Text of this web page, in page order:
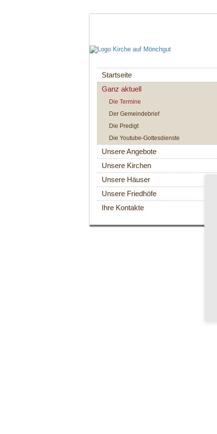
Navigation
überspringen
Startseite
Ganz aktuell
Die Termine
Der Gemeindebrief
Die Predigt
Die Youtube-Gottesdienste
Unsere Angebote
Unsere Kirchen
Unsere Häuser
Unsere Friedhöfe
Ihre Kontakte